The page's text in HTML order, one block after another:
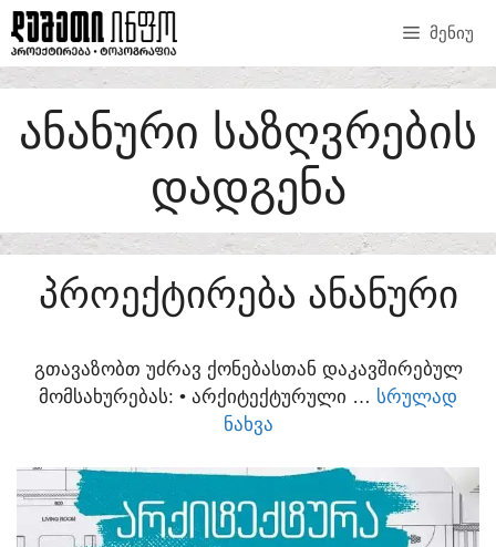
SKIP
TO
CONTENT
ᲛᲔᲜᲘᲣ
ᲐᲜᲐᲜᲣᲠᲘ ᲡᲐᲖᲦᲕᲠᲔᲑᲘᲡ
ᲓᲐᲓᲒᲔᲜᲐ
ᲞᲠᲝᲔᲥᲢᲘᲠᲔᲑᲐ ᲐᲜᲐᲜᲣᲠᲘ
ᲒᲗᲐᲕᲐᲖᲝᲑᲗ ᲣᲫᲠᲐᲕ ᲥᲝᲜᲔᲑᲐᲡᲗᲐᲜ ᲓᲐᲙᲐᲕᲨᲘᲠᲔᲑᲣᲚ
ᲛᲝᲛᲡᲐᲮᲣᲠᲔᲑᲐᲡ:​ • ᲐᲠᲥᲘᲢᲔᲥᲢᲣᲠᲣᲚᲘ … ᲡᲠᲣᲚᲐᲓ
ᲜᲐᲮᲕᲐ